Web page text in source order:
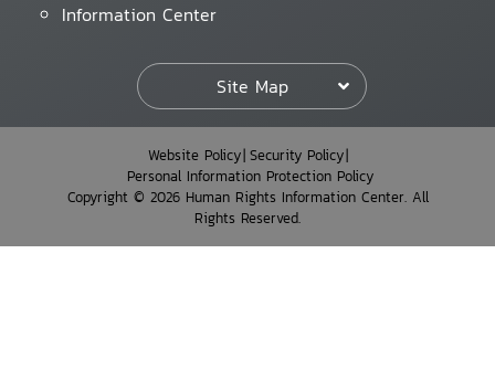
Information Center
Site Map
Website Policy Security Policy
Personal Information Protection Policy
Copyright © 2026 Human Rights Information Center. All
Rights Reserved.